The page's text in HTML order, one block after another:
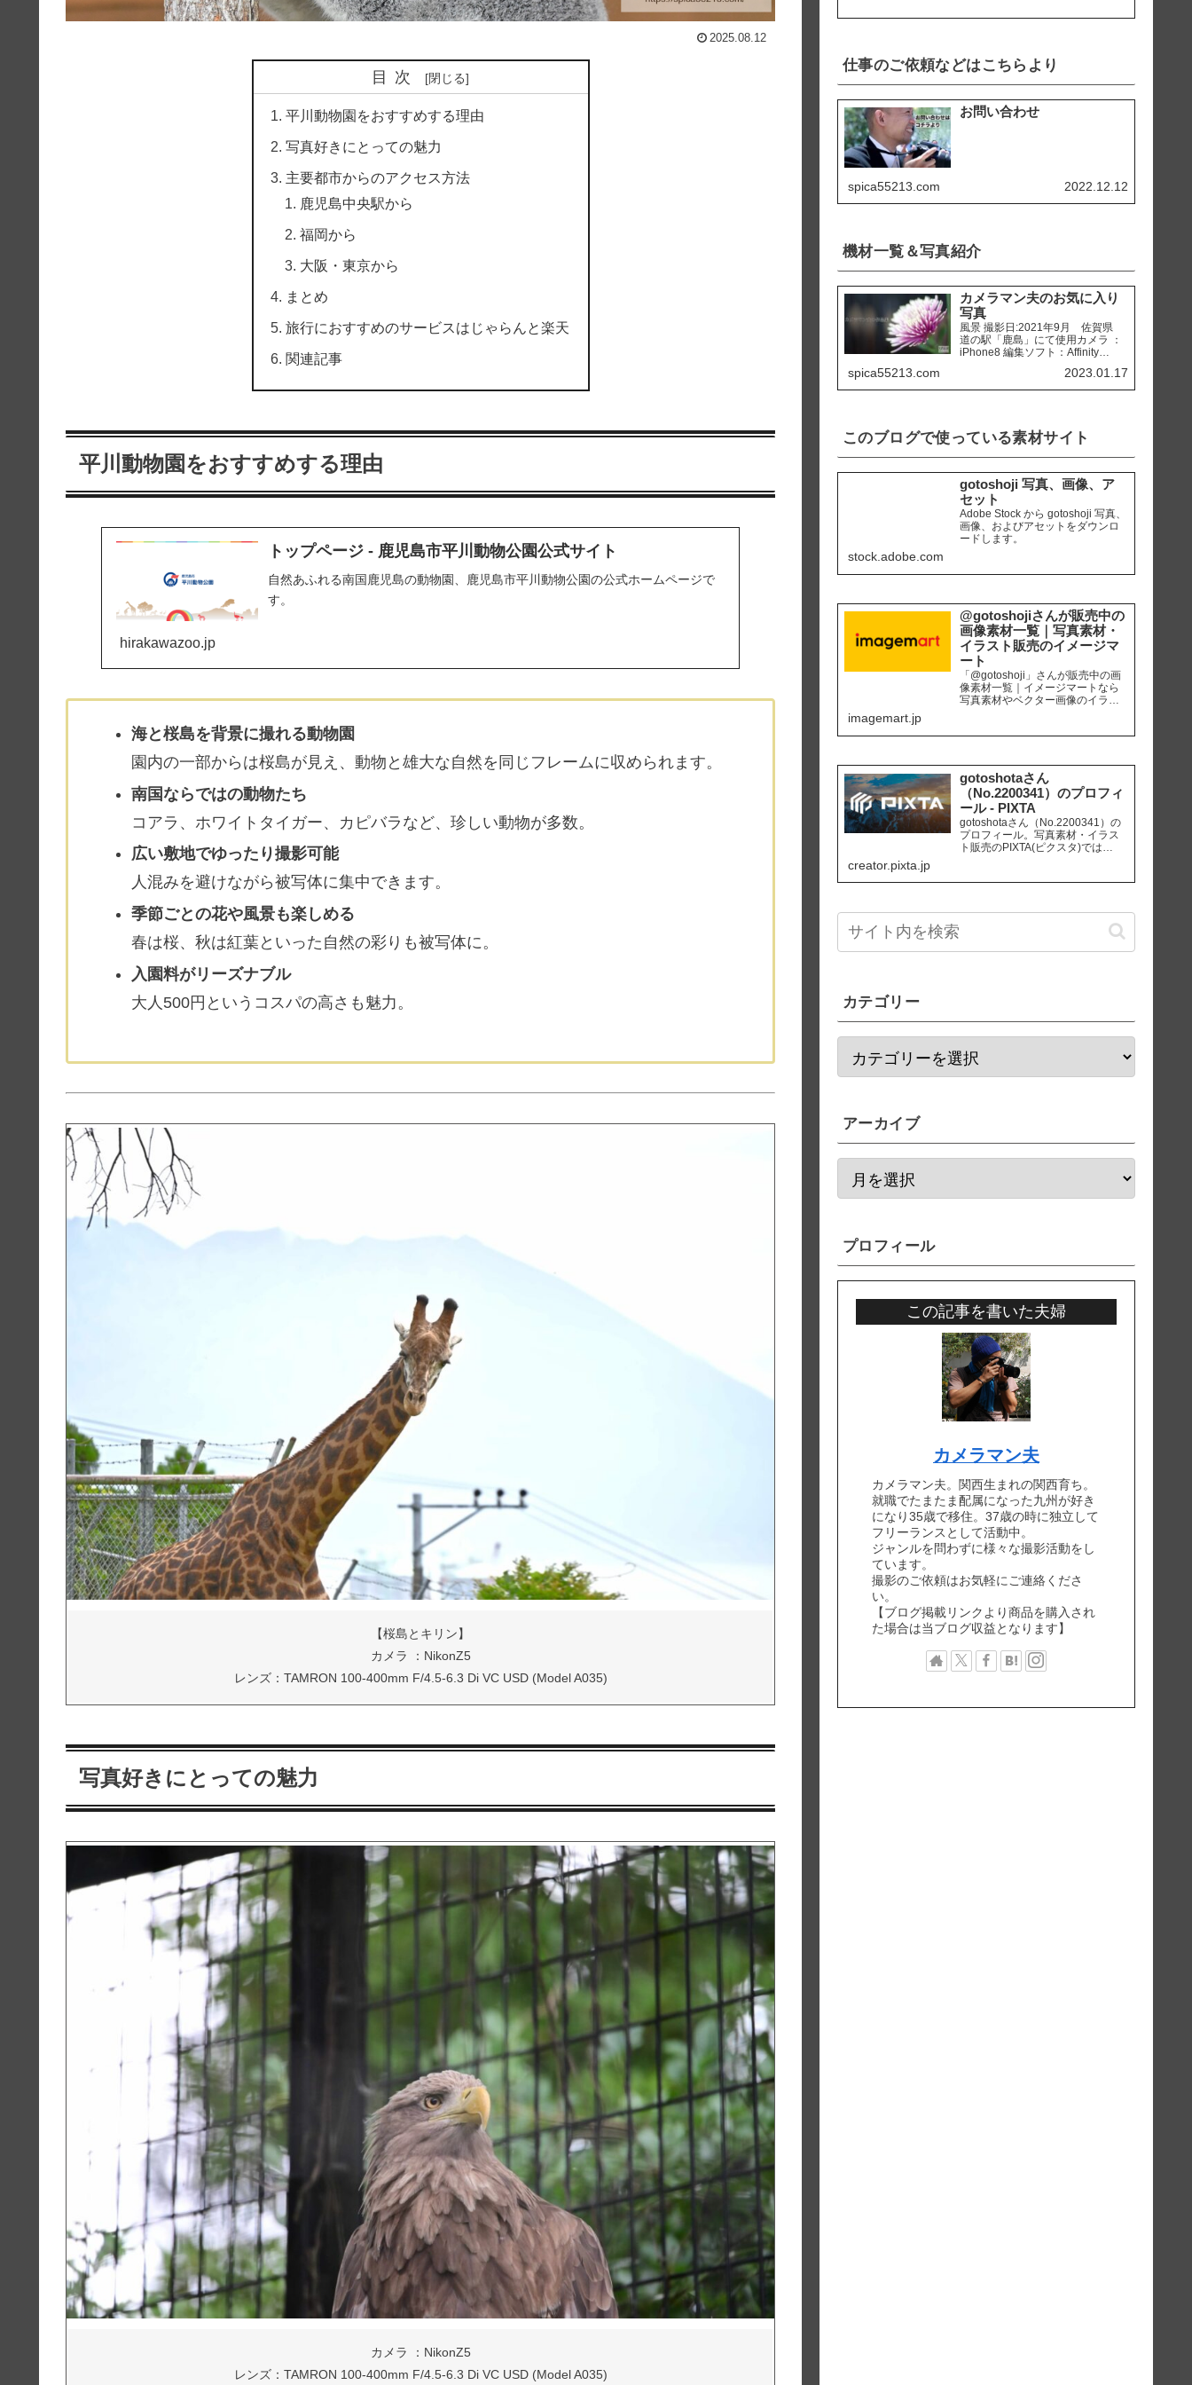
2025.08.12
目次
平川動物園をおすすめする理由
写真好きにとっての魅力
主要都市からのアクセス方法
鹿児島中央駅から
福岡から
大阪・東京から
まとめ
旅行におすすめのサービスはじゃらんと楽天
関連記事
平川動物園をおすすめする理由
トップページ - 鹿児島市平川動物公園公式サイト
自然あふれる南国鹿児島の動物園、鹿児島市平川動物公園の公式ホームページで
す。
hirakawazoo.jp
海と桜島を背景に撮れる動物園
園内の一部からは桜島が見え、動物と雄大な自然を同じフレームに収められます。
南国ならではの動物たち
コアラ、ホワイトタイガー、カピバラなど、珍しい動物が多数。
広い敷地でゆったり撮影可能
人混みを避けながら被写体に集中できます。
季節ごとの花や風景も楽しめる
春は桜、秋は紅葉といった自然の彩りも被写体に。
入園料がリーズナブル
大人500円というコスパの高さも魅力。
【桜島とキリン】
カメラ ：NikonZ5
レンズ：TAMRON 100-400mm F/4.5-6.3 Di VC USD (Model A035)
写真好きにとっての魅力
カメラ ：NikonZ5
レンズ：TAMRON 100-400mm F/4.5-6.3 Di VC USD (Model A035)
仕事のご依頼などはこちらより
お問い合わせ
spica55213.com 2022.12.12
機材一覧＆写真紹介
カメラマン夫のお気に入り
写真
風景 撮影日:2021年9月 佐賀県
道の駅「鹿島」にて使用カメラ ：
iPhone8 編集ソフト：Affinity
天草市 「ホテルアレグリアガー
デンズ天草」にて使用カメラ ：
spica55213.com 2023.01.17
このブログで使っている素材サイト
gotoshoji 写真、画像、ア
セット
Adobe Stock から gotoshoji 写真、
画像、およびアセットをダウンロ
ードします。
stock.adobe.com
@gotoshojiさんが販売中の
画像素材一覧｜写真素材・
イラスト販売のイメージマ
ート
「@gotoshoji」さんが販売中の画
像素材一覧｜イメージマートなら
写真素材やベクター画像のイラス
購入可能です。個人、商用を問わ
イヤリティフリー画像を、広報、
販促、社内資料作り、サイト運営
等にご活用ください。
imagemart.jp
gotoshotaさん
（No.2200341）のプロフィ
ール - PIXTA
gotoshotaさん（No.2200341）の
プロフィール。写真素材・イラス
ト販売のPIXTA(ピクスタ)では
550円から購入可能です。毎週更新
creator.pixta.jp
カテゴリー
アーカイブ
プロフィール
この記事を書いた夫婦
カメラマン夫
カメラマン夫。関西生まれの関西育ち。
就職でたまたま配属になった九州が好き
になり35歳で移住。37歳の時に独立して
フリーランスとして活動中。
ジャンルを問わずに様々な撮影活動をし
ています。
撮影のご依頼はお気軽にご連絡くださ
い。
【ブログ掲載リンクより商品を購入され
た場合は当ブログ収益となります】